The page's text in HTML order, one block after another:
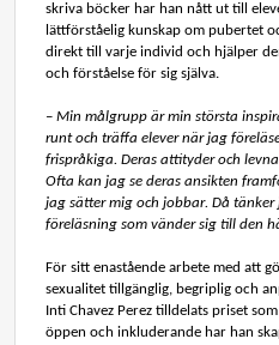
skriva böcker har han nått ut till
lättförståelig kunskap om pubertet
direkt till varje individ och hjälper
och förståelse för sig själva.
– Min målgrupp är min största
runt och träffa elever när jag
frispråkiga. Deras attityder och
Ofta kan jag se deras ansikten
jag sätter mig och jobbar. Då
föreläsning som vänder sig till den
För sitt enastående arbete med att
Inti Chavez Perez tilldelats priset